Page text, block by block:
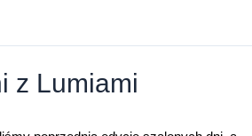
z Lumiami